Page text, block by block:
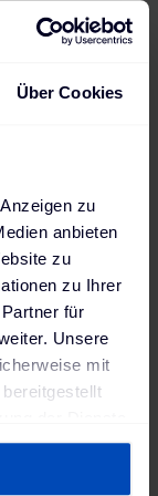
Über Cookies
zu
anbieten
zu
zu Ihrer
für
Unsere
mit
findest du in
wird
wir unsere
in
profitieren
einige